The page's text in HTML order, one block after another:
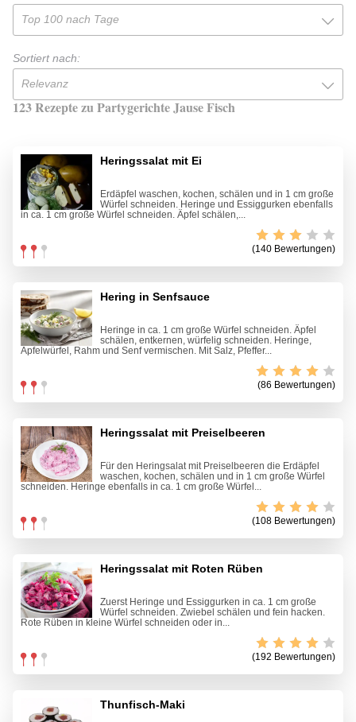
Top 100 nach Tage
Sortiert nach:
Relevanz
123 Rezepte zu Partygerichte Jause Fisch
Heringssalat mit Ei
Erdäpfel waschen, kochen, schälen und in 1 cm große
Würfel schneiden. Heringe und Essiggurken ebenfalls
in ca. 1 cm große Würfel schneiden. Äpfel schälen,...
(140 Bewertungen)
Hering in Senfsauce
Heringe in ca. 1 cm große Würfel schneiden. Äpfel
schälen, entkernen, würfelig schneiden. Heringe,
Apfelwürfel, Rahm und Senf vermischen. Mit Salz, Pfeffer...
(86 Bewertungen)
Heringssalat mit Preiselbeeren
Für den Heringsalat mit Preiselbeeren die Erdäpfel
waschen, kochen, schälen und in 1 cm große Würfel
schneiden. Heringe ebenfalls in ca. 1 cm große Würfel...
(108 Bewertungen)
Heringssalat mit Roten Rüben
Zuerst Heringe und Essiggurken in ca. 1 cm große
Würfel schneiden. Zwiebel schälen und fein hacken.
Rote Rüben in kleine Würfel schneiden oder in...
(192 Bewertungen)
Thunfisch-Maki